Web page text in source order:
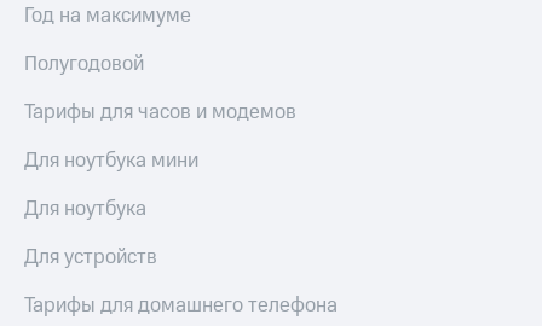
Год на максимуме
Полугодовой
Тарифы для часов и модемов
Для ноутбука мини
Для ноутбука
Для устройств
Тарифы для домашнего телефона